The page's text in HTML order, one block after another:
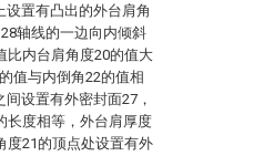
置有凸出的外台肩角
轴线的一边向内倾斜
比内台肩角度20的值大
值与内倒角22的值相
设置有外密封面27，
长度相等，外台肩厚度
度21的顶点处设置有外